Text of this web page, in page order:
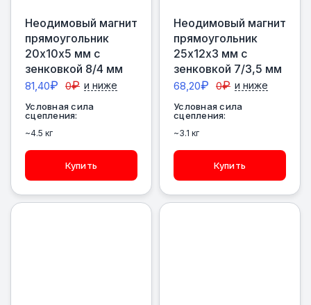
Неодимовый магнит
прямоугольник
20х10х5 мм с
зенковкой 8/4 мм
81,40₽ 0₽ и ниже
Условная сила
сцепления:
~4.5 кг
Купить
Неодимовый магнит
прямоугольник
25х12х3 мм с
зенковкой 7/3,5 мм
68,20₽ 0₽ и ниже
Условная сила
сцепления:
~3.1 кг
Купить